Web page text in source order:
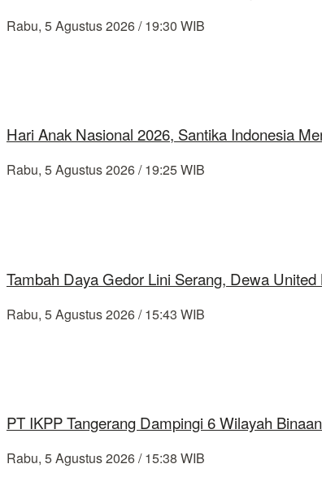
Rabu, 5 Agustus 2026 / 19:30 WIB
Hari Anak Nasional 2026, Santika Indonesia
Rabu, 5 Agustus 2026 / 19:25 WIB
Tambah Daya Gedor Lini Serang, Dewa
Rabu, 5 Agustus 2026 / 15:43 WIB
PT IKPP Tangerang Dampingi 6 Wilayah
Rabu, 5 Agustus 2026 / 15:38 WIB